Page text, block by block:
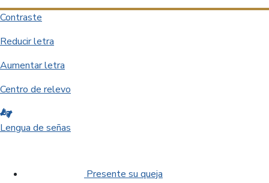
Contraste
Reducir letra
Aumentar letra
Centro de relevo
Lengua de señas
Presente su queja